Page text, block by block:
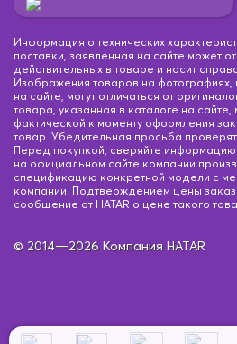
Информация о технических
поставки, заявленная на сайте может
действительных в товаре и носит
Изображения товаров на фотографиях,
на сайте, могут отличаться от
товара, указанная в каталоге на сайте,
фактической к моменту оформления
товар. Убедительная просьба
Перед покупкой, сверяйте
на официальном сайте компании
спецификацию конкретной модели с
компании. Подтверждением цены
сообщение от HATAR о цене такого
© 2014—2026 Компания HATAR